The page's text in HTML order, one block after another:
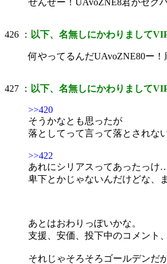
せんせー！UAvoZNE8君がセク
426 ： 以下、名無しにかわりまして
何やってるんだUAvoZNE80ー！
427 ： 以下、名無しにかわりまして
>>420
そうかなとも思ったが
落としてって言って落とされな
>>422
あれにシリアスってあったっけ
卑下とかじゃないんだけどな、
あとはおわりっぽいかな。
支援、安価、投下中のコメント
それじゃそろそろゴールデンだ